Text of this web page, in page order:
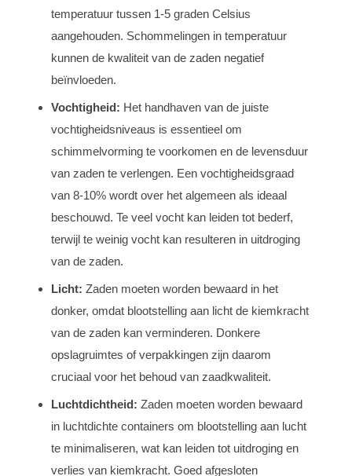
temperatuur tussen 1-5 graden Celsius
aangehouden. Schommelingen in temperatuur
kunnen de kwaliteit van de zaden negatief
beïnvloeden.
Vochtigheid: Het handhaven van de juiste
vochtigheidsniveaus is essentieel om
schimmelvorming te voorkomen en de levensduur
van zaden te verlengen. Een vochtigheidsgraad
van 8-10% wordt over het algemeen als ideaal
beschouwd. Te veel vocht kan leiden tot bederf,
terwijl te weinig vocht kan resulteren in uitdroging
van de zaden.
Licht: Zaden moeten worden bewaard in het
donker, omdat blootstelling aan licht de kiemkracht
van de zaden kan verminderen. Donkere
opslagruimtes of verpakkingen zijn daarom
cruciaal voor het behoud van zaadkwaliteit.
Luchtdichtheid: Zaden moeten worden bewaard
in luchtdichte containers om blootstelling aan lucht
te minimaliseren, wat kan leiden tot uitdroging en
verlies van kiemkracht. Goed afgesloten